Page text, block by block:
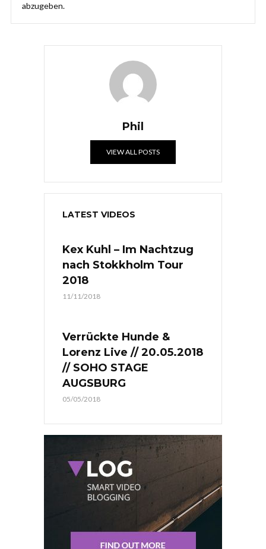
abzugeben.
Phil
VIEW ALL POSTS
LATEST VIDEOS
Kex Kuhl – Im Nachtzug
nach Stokkholm Tour
2018
11/11/2018
Verrückte Hunde &
Lorenz Live // 20.05.2018
// SOHO STAGE
AUGSBURG
05/05/2018